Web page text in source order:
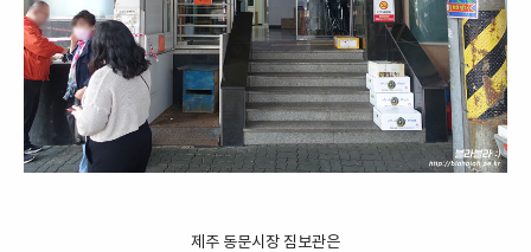
제주 동문시장 짐보관은